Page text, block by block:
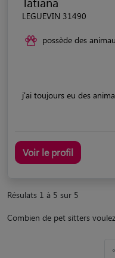
LEGUEVIN 31490
possède des
j'ai toujours eu des
Voir le profil
Résulats 1 à 5 sur 5
Combien de pet sitters
«